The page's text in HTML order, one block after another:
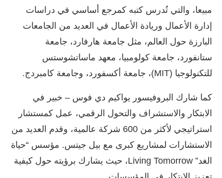
مبيعا، والتي تُدرس كتبه كمرجع أساسي في دراسات
إدارة الأعمال وريادة الأعمال في العديد من الجامعات
البارزة حول العالم، مثل جامعة هارفارد، جامعة
ستانفورد، جامعة كولومبيا، معهد ماساتشوستس
للتكنولوجيا (MIT)، جامعة أكسفورد، وجامعة كامبردج.
كما شارك البروفيسور يواكيم دي فوس – خبير في
الابتكار والاستشراف والتحول الرقمي، عمل كمستشار
استراتيجي لأكثر من 600 شركة عالمية، وقدم العديد من
الاستشارات لمشاريع كبرى مع بيل جيتس. مؤسس “حياة
الغد” Living Tomorrow، حيث يشارك برؤيته حول كيفية